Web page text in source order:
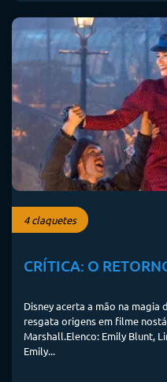
4 claquetes
CRÍTICA: O
Disney acerta a mão na magia
resgata origens em filme
Marshall.Elenco: Emily Blunt,
Emily...